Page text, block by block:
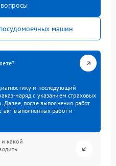
машин
и последующий
наряд с указанием страховых
Далее, после выполнения работ
акт выполненных работ и
какой